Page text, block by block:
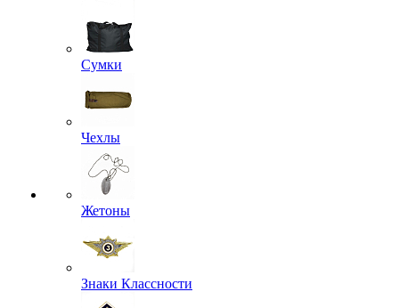
Сумки
Чехлы
Жетоны
Знаки Классности